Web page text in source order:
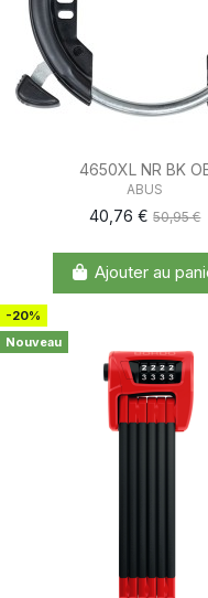
4650XL NR BK
ABUS
40,76 €50,95 €
Ajouter au
-20%
Nouveau